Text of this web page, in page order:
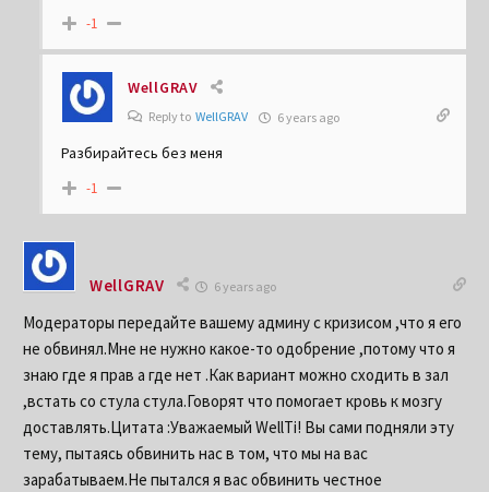
-1
WellGRAV
Reply to WellGRAV 6 years ago
Разбирайтесь без меня
-1
WellGRAV 6 years ago
Модераторы передайте вашему админу с кризисом ,что я его
не обвинял.Мне не нужно какое-то одобрение ,потому что я
знаю где я прав а где нет .Как вариант можно сходить в зал
,встать со стула стула.Говорят что помогает кровь к мозгу
доставлять.Цитата :Уважаемый WellTi! Вы сами подняли эту
тему, пытаясь обвинить нас в том, что мы на вас
зарабатываем.Не пытался я вас обвинить честное